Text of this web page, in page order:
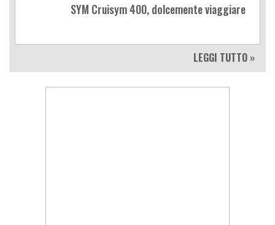
SYM Cruisym 400, dolcemente viaggiare
LEGGI TUTTO »